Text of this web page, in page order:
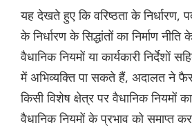
यह देखते हुए कि वरिष्ठता के निर्धारण,
के निर्धारण के सिद्धांतों का निर्माण
वैधानिक नियमों या कार्यकारी निर्देशों
में अभिव्यक्ति पा सकते हैं, अदालत ने
किसी विशेष क्षेत्र पर वैधानिक नियमों
वैधानिक नियमों के प्रभाव को समाप्त